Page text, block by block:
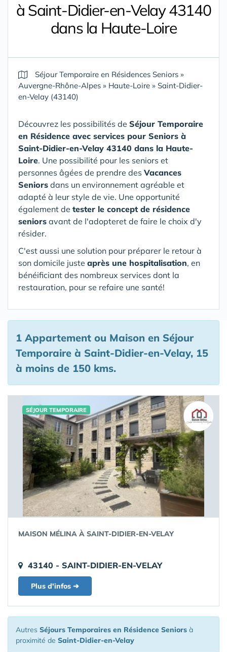
à Saint-Didier-en-Velay 43140
dans la Haute-Loire
Séjour Temporaire en Résidences Seniors »
Auvergne-Rhône-Alpes » Haute-Loire » Saint-Didier-
en-Velay (43140)
Découvrez les possibilités de Séjour Temporaire
en Résidence avec services pour Seniors à
Saint-Didier-en-Velay 43140 dans la Haute-
Loire. Une possibilité pour les seniors et
personnes âgées de prendre des Vacances
Seniors dans un environnement agréable et
adapté à leur style de vie. Une opportunité
également de tester le concept de résidence
seniors avant de l'adopteret de faire le choix d'y
résider.
C'est aussi une solution pour préparer le retour à
son domicile juste après une hospitalisation, en
bénéificiant des nombreux services dont la
restauration, pour se refaire une santé!
1 Appartement ou Maison en Séjour
Temporaire à Saint-Didier-en-Velay, 15
à moins de 150 kms.
SÉJOUR TEMPORAIRE
MAISON MÉLINA À SAINT-DIDIER-EN-VELAY
43140 - SAINT-DIDIER-EN-VELAY
Plus d'infos ➔
Autres Séjours Temporaires en Résidence Seniors à
proximité de Saint-Didier-en-Velay